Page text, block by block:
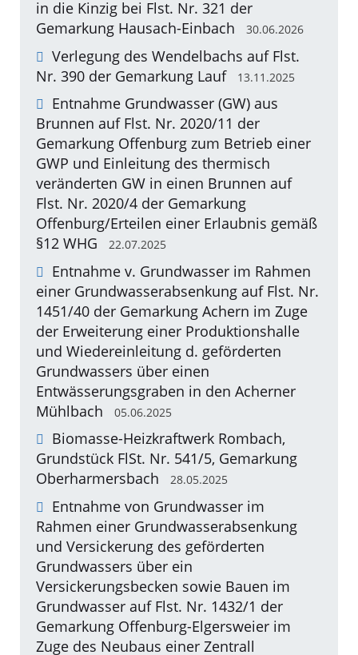
in die Kinzig bei Flst. Nr. 321 der
Gemarkung Hausach-Einbach
30.06.2026
Verlegung des Wendelbachs auf Flst.
Nr. 390 der Gemarkung Lauf
13.11.2025
Entnahme Grundwasser (GW) aus
Brunnen auf Flst. Nr. 2020/11 der
Gemarkung Offenburg zum Betrieb einer
GWP und Einleitung des thermisch
veränderten GW in einen Brunnen auf
Flst. Nr. 2020/4 der Gemarkung
Offenburg/Erteilen einer Erlaubnis gemäß
§12 WHG
22.07.2025
Entnahme v. Grundwasser im Rahmen
einer Grundwasserabsenkung auf Flst. Nr.
1451/40 der Gemarkung Achern im Zuge
der Erweiterung einer Produktionshalle
und Wiedereinleitung d. geförderten
Grundwassers über einen
Entwässerungsgraben in den Acherner
Mühlbach
05.06.2025
Biomasse-Heizkraftwerk Rombach,
Grundstück FlSt. Nr. 541/5, Gemarkung
Oberharmersbach
28.05.2025
Entnahme von Grundwasser im
Rahmen einer Grundwasserabsenkung
und Versickerung des geförderten
Grundwassers über ein
Versickerungsbecken sowie Bauen im
Grundwasser auf Flst. Nr. 1432/1 der
Gemarkung Offenburg-Elgersweier im
Zuge des Neubaus einer Zentrall